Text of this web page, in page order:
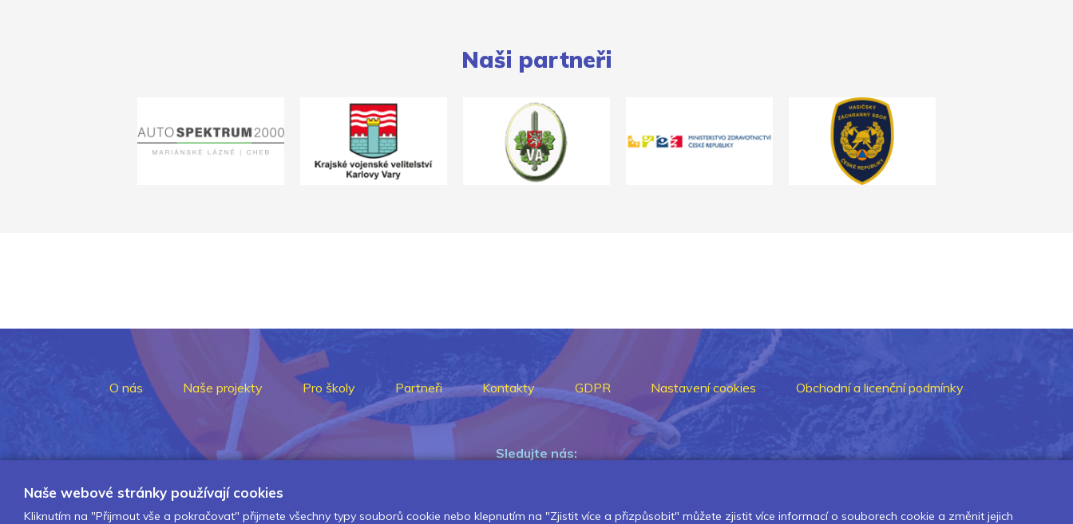
Naši partneři
O nás Naše projekty Pro školy Partneři Kontakty GDPR Nastavení cookies Obchodní a licenční podmínky
Sledujte nás:
Pokud chcete dostávat pravidelný
Naše webové stránky používají cookies
Kliknutím na "Přijmout vše a pokračovat" přijmete všechny typy souborů cookie nebo klepnutím na "Zjistit více a přizpůsobit" můžete zjistit více informací o souborech cookie a změnit jejich